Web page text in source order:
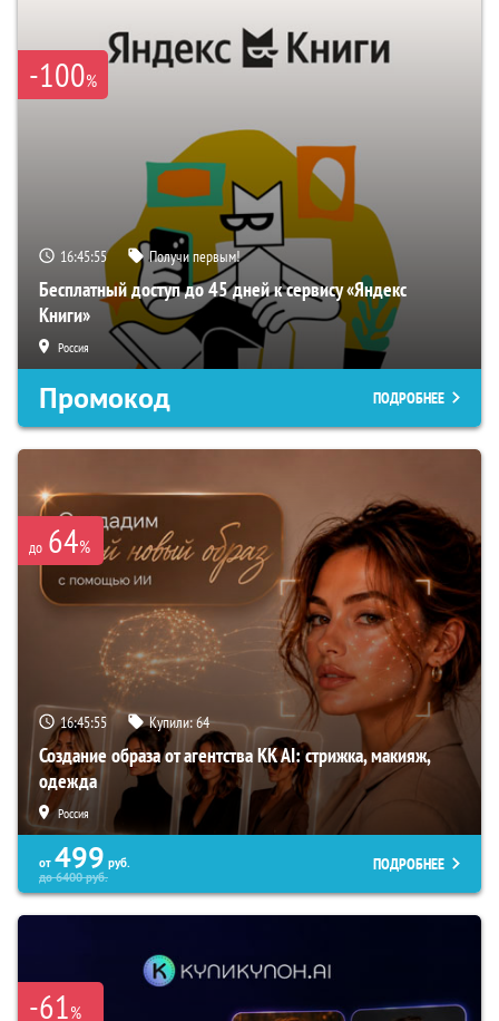
-100%
16:45:54 Получи первым!
Бесплатный доступ до 45 дней к сервису «Яндекс
Книги»
Россия
Промокод ПОДРОБНЕЕ
до 64%
16:45:54 Купили:64
Создание образа от агентства KK AI: стрижка, макияж,
одежда
Россия
от 499 руб.
до6400руб.
ПОДРОБНЕЕ
-61%